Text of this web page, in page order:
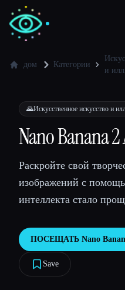
💻 Разработчики
🎓Студенты
Блог
Сравнить инструменты
дом Категории
и
🌄Искусственное искусство и
Nano Banana 2
Раскройте свой
изображений с
интеллекта стало
ПОСЕЩАТЬ Nano
Save